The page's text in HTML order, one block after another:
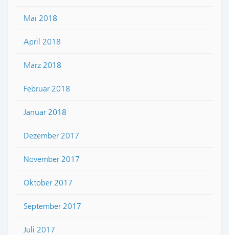
Mai 2018
April 2018
März 2018
Februar 2018
Januar 2018
Dezember 2017
November 2017
Oktober 2017
September 2017
Juli 2017